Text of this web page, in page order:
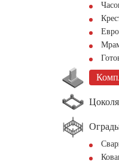
Цоколя